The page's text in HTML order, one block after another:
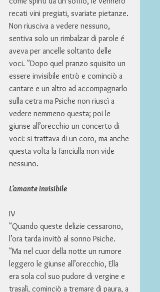
recati vini pregiati, svariate pietanze.
Non riusciva a vedere nessuno,
sentiva solo un rimbalzar di parole é
aveva per ancelle soltanto delle
voci. "Dopo quel pranzo squisito un
essere invisibile entrò e cominciò a
cantare e un altro ad accompagnarlo
sulla cetra ma Psiche non riuscì a
vedere nemmeno questa; poi le
giunse all’orecchio un concerto di
voci: si trattava di un coro, ma anche
questa volta la fanciulla non vide
nessuno.
L'amante invisibile
IV
"Quando queste delizie cessarono,
l’ora tarda invitò al sonno Psiche.
"Ma nel cuor della notte un rumore
leggero le giunse all’orecchio, Ella
era sola col suo pudore di vergine e
trasalì, cominciò a tremare di paura, a